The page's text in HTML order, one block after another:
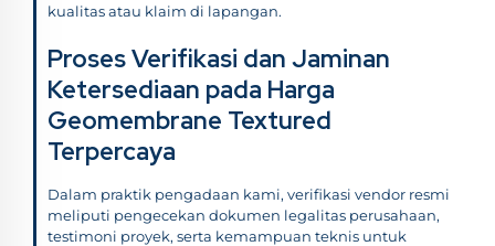
kualitas atau klaim di lapangan.
Proses Verifikasi dan Jaminan
Ketersediaan pada Harga
Geomembrane Textured
Terpercaya
Dalam praktik pengadaan kami, verifikasi vendor resmi
meliputi pengecekan dokumen legalitas perusahaan,
testimoni proyek, serta kemampuan teknis untuk